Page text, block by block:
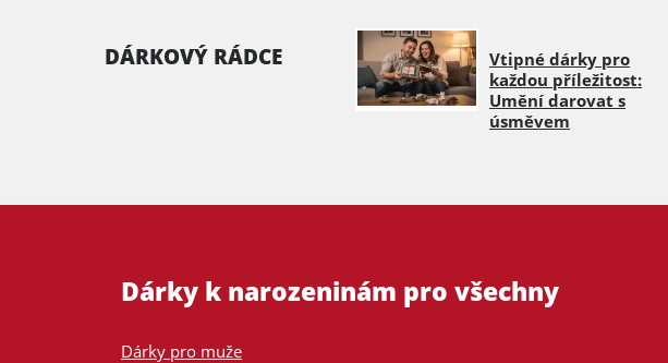
DÁRKOVÝ RÁDCE
Vtipné dárky pro
každou příležitost:
Umění darovat s
úsměvem
Dárky k narozeninám pro všechny
Dárky pro muže